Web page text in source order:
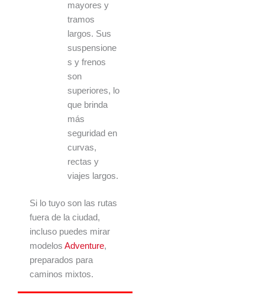
mayores y
tramos
largos. Sus
suspensione
s y frenos
son
superiores, lo
que brinda
más
seguridad en
curvas,
rectas y
viajes largos.
Si lo tuyo son las rutas
fuera de la ciudad,
incluso puedes mirar
modelos Adventure,
preparados para
caminos mixtos.